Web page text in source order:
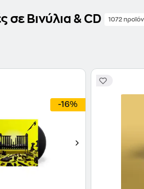
σε Βινύλια & CD 1072
-16%